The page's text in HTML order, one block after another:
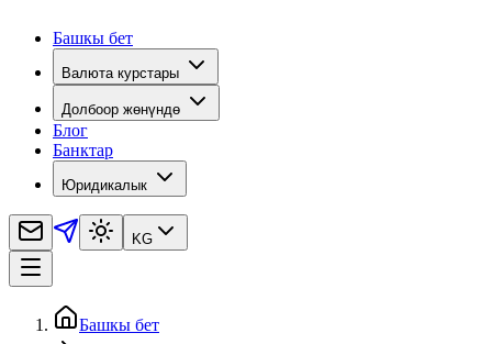
Башкы бет
Валюта курстары
Долбоор жөнүндө
Блог
Банктар
Юридикалык
KG
Башкы бет